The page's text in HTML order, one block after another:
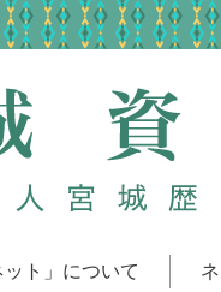
ット」について